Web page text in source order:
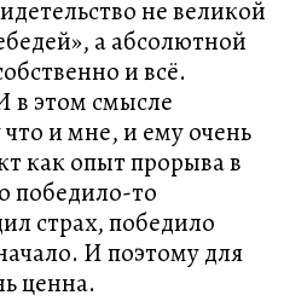
не великой
а абсолютной
и всё.
в этом смысле
и мне, и ему очень
как опыт прорыва в
победило-то
страх, победило
И поэтому для
ценна.